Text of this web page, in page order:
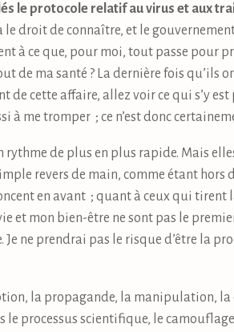
le protocole relatif au virus et aux
droit de connaître, et le
à ce que, pour moi, tout passe pour
de ma santé ? La dernière fois qu’ils
de cette affaire, allez voir ce qui s’y
à me tromper ; ce n’est donc
rythme de plus en plus rapide. Mais
revers de main, comme étant hors
en avant ; quant à ceux qui tirent
et mon bien-être ne sont pas le
ne prendrai pas le risque d’être la
la propagande, la manipulation,
le processus scientifique, le